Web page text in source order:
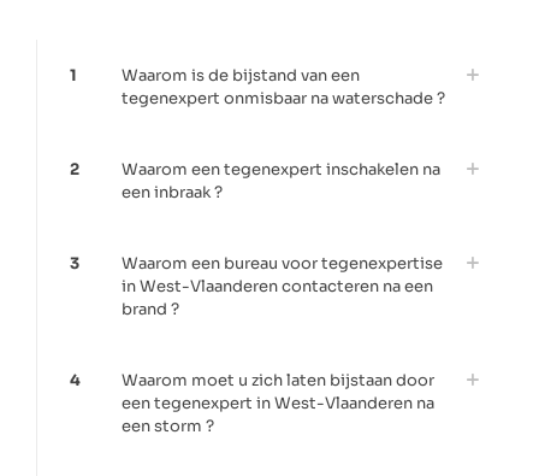
1
Waarom is de bijstand van een
tegenexpert onmisbaar na waterschade ?
2
Waarom een tegenexpert inschakelen na
een inbraak ?
3
Waarom een bureau voor tegenexpertise
in West-Vlaanderen contacteren na een
brand ?
4
Waarom moet u zich laten bijstaan door
een tegenexpert in West-Vlaanderen na
een storm ?